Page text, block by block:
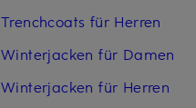
Trenchcoats für Herren
Winterjacken für Damen
Winterjacken für Herren